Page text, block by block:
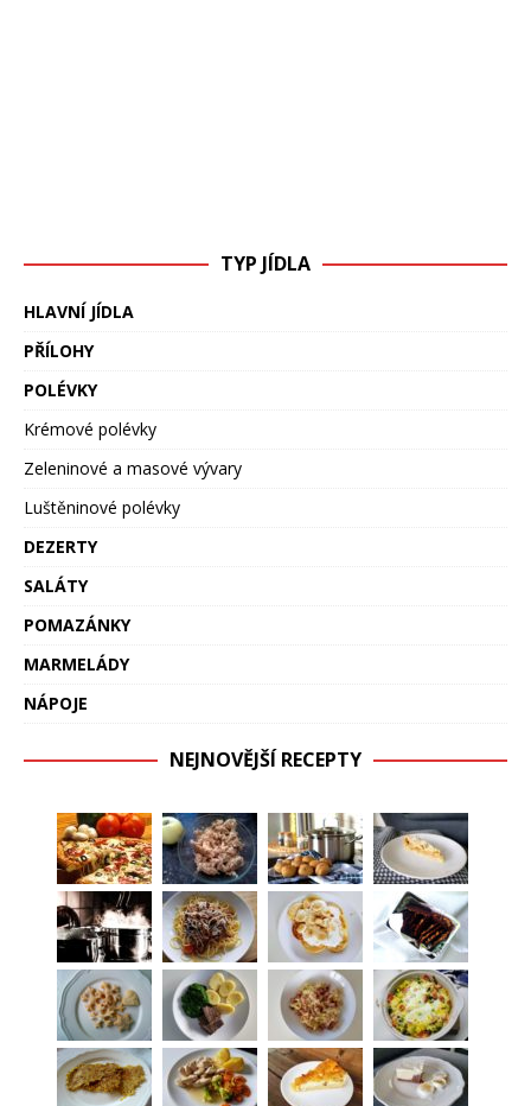
TYP JÍDLA
HLAVNÍ JÍDLA
PŘÍLOHY
POLÉVKY
Krémové polévky
Zeleninové a masové vývary
Luštěninové polévky
DEZERTY
SALÁTY
POMAZÁNKY
MARMELÁDY
NÁPOJE
NEJNOVĚJŠÍ RECEPTY